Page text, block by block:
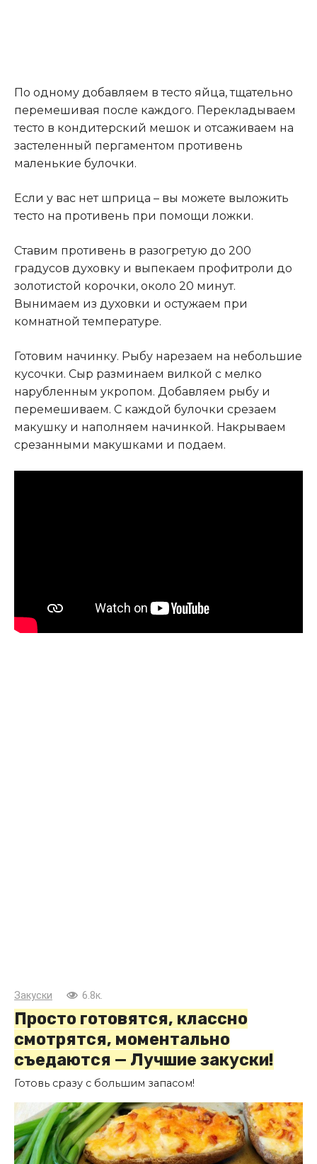
По одному добавляем в тесто яйца, тщательно
перемешивая после каждого. Перекладываем
тесто в кондитерский мешок и отсаживаем на
застеленный пергаментом противень
маленькие булочки.
Если у вас нет шприца – вы можете выложить
тесто на противень при помощи ложки.
Ставим противень в разогретую до 200
градусов духовку и выпекаем профитроли до
золотистой корочки, около 20 минут.
Вынимаем из духовки и остужаем при
комнатной температуре.
Готовим начинку. Рыбу нарезаем на небольшие
кусочки. Сыр разминаем вилкой с мелко
нарубленным укропом. Добавляем рыбу и
перемешиваем. С каждой булочки срезаем
макушку и наполняем начинкой. Накрываем
срезанными макушками и подаем.
Закуски 6.8к.
Просто готовятся, классно
смотрятся, моментально
съедаются — Лучшие закуски!
Готовь сразу с большим запасом!